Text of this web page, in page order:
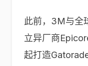
此前，3M与全
立异厂商
起打造